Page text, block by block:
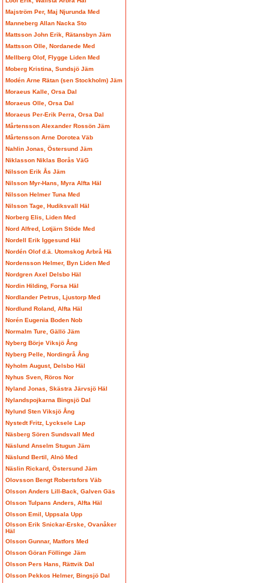
Majström Per, Maj Njurunda Med
Manneberg Allan Nacka Sto
Mattsson John Erik, Rätansbyn Jäm
Mattsson Olle, Nordanede Med
Mellberg Olof, Flygge Liden Med
Moberg Kristina, Sundsjö Jäm
Modén Arne Rätan (sen Stockholm) Jäm
Moraeus Kalle, Orsa Dal
Moraeus Olle, Orsa Dal
Moraeus Per-Erik Perra, Orsa Dal
Mårtensson Alexander Rossön Jäm
Mårtensson Arne Dorotea Väb
Nahlin Jonas, Östersund Jäm
Niklasson Niklas Borås VäG
Nilsson Erik Ås Jäm
Nilsson Myr-Hans, Myra Alfta Häl
Nilsson Helmer Tuna Med
Nilsson Tage, Hudiksvall Häl
Norberg Elis, Liden Med
Nord Alfred, Lotjärn Stöde Med
Nordell Erik Iggesund Häl
Nordén Olof d.ä. Utomskog Arbrå Hä
Nordensson Helmer, Byn Liden Med
Nordgren Axel Delsbo Häl
Nordin Hilding, Forsa Häl
Nordlander Petrus, Ljustorp Med
Nordlund Roland, Alfta Häl
Norén Eugenia Boden Nob
Normalm Ture, Gällö Jäm
Nyberg Börje Viksjö Ång
Nyberg Pelle, Nordingrå Ång
Nyholm August, Delsbo Häl
Nyhus Sven, Röros Nor
Nyland Jonas, Skästra Järvsjö Häl
Nylandspojkarna Bingsjö Dal
Nylund Sten Viksjö Ång
Nystedt Fritz, Lycksele Lap
Näsberg Sören Sundsvall Med
Näslund Anselm Stugun Jäm
Näslund Bertil, Alnö Med
Näslin Rickard, Östersund Jäm
Olovsson Bengt Robertsfors Väb
Olsson Anders Lill-Back, Galven Gäs
Olsson Tulpans Anders, Alfta Häl
Olsson Emil, Uppsala Upp
Olsson Erik Snickar-Erske, Ovanåker
Häl
Olsson Gunnar, Matfors Med
Olsson Göran Föllinge Jäm
Olsson Pers Hans, Rättvik Dal
Olsson Pekkos Helmer, Bingsjö Dal